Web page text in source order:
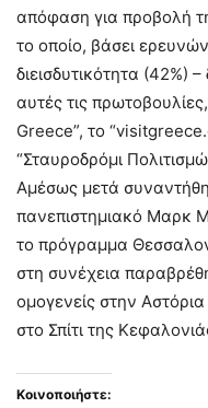
απόφαση για προβολή
το οποίο, βάσει
διεισδυτικότητα (42%)
αυτές τις
Greece”, το
“Σταυροδρόμι
Αμέσως μετά
πανεπιστημιακό Μαρκ
το πρόγραμμα
στη συνέχεια
ομογενείς στην
στο Σπίτι της
Κοινοποιήστε: